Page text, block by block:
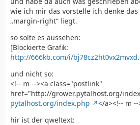
wie ich mir das vorstelle ich denke das
„margin-right“ liegt.
so solte es aussehen:
[Blockierte Grafik:
http://666kb.com/i/
und nicht so:
<!-- m --><a class="postlink"
href="http://grower.pytalhost.org/
pytalhost.org/index.php
</a><!-- m --
hir ist der qweltext: